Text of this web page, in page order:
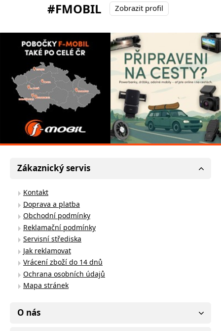
#FMOBIL
Zobrazit profil
Zákaznický servis
Kontakt
Doprava a platba
Obchodní podmínky
Reklamační podmínky
Servisní střediska
Jak reklamovat
Vrácení zboží do 14 dnů
Ochrana osobních údajů
Mapa stránek
O nás